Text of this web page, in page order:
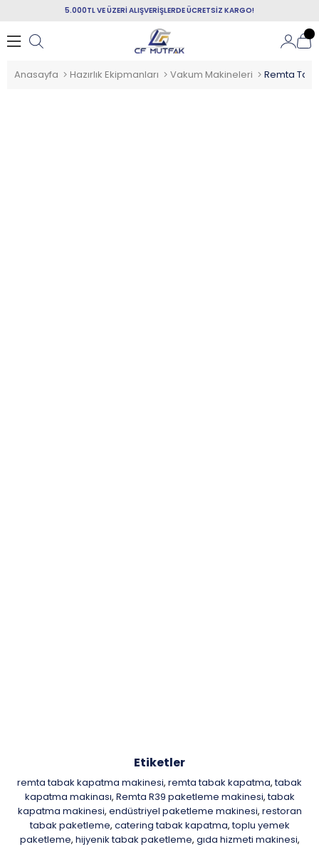
5.000TL VE ÜZERİ ALIŞVERİŞLERDE ÜCRETSİZ KARGO!
Anasayfa Hazırlık Ekipmanları Vakum Makineleri Remta
Etiketler
remta tabak kapatma makinesi, remta tabak kapatma, tabak
kapatma makinası, Remta R39 paketleme makinesi, tabak
kapatma makinesi, endüstriyel paketleme makinesi, restoran
tabak paketleme, catering tabak kapatma, toplu yemek
paketleme, hijyenik tabak paketleme, gıda hizmeti makinesi,